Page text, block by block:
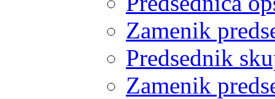
Zamenik
Predsednik
Zamenik